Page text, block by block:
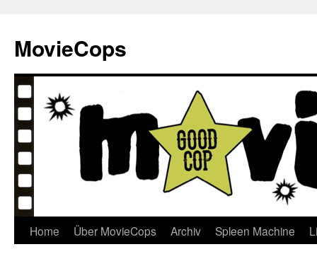
content
MovieCops
Home Über MovieCops Archiv Spleen Machine